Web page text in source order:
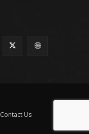
Contact Us